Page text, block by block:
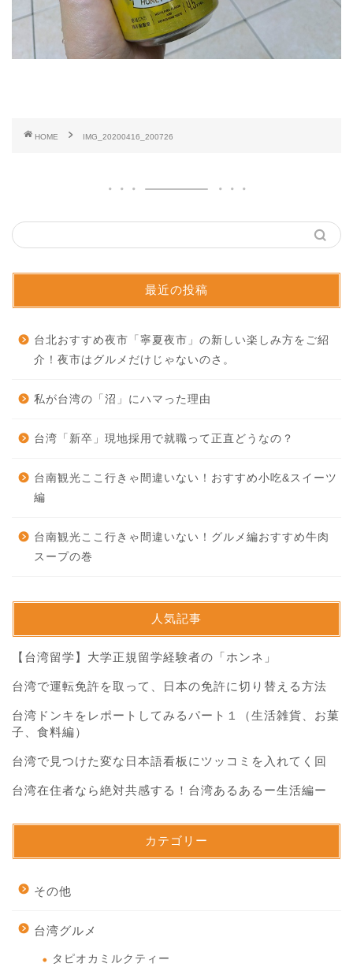
HOME IMG_20200416_200726
最近の投稿
台北おすすめ夜市「寧夏夜市」の新しい楽しみ方をご紹
介！夜市はグルメだけじゃないのさ。
私が台湾の「沼」にハマった理由
台湾「新卒」現地採用で就職って正直どうなの？
台南観光ここ行きゃ間違いない！おすすめ小吃&スイーツ
編
台南観光ここ行きゃ間違いない！グルメ編おすすめ牛肉
スープの巻
人気記事
【台湾留学】大学正規留学経験者の「ホンネ」
台湾で運転免許を取って、日本の免許に切り替える方法
台湾ドンキをレポートしてみるパート１（生活雑貨、お菓
子、食料編）
台湾で見つけた変な日本語看板にツッコミを入れてく回
台湾在住者なら絶対共感する！台湾あるあるー生活編ー
カテゴリー
その他
台湾グルメ
タピオカミルクティー